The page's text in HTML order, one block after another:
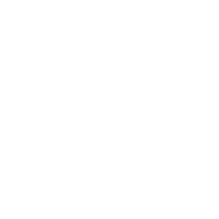
Șolduri: 109 cm / 43 in, Culoare: Caisă, mărimea: 3XL